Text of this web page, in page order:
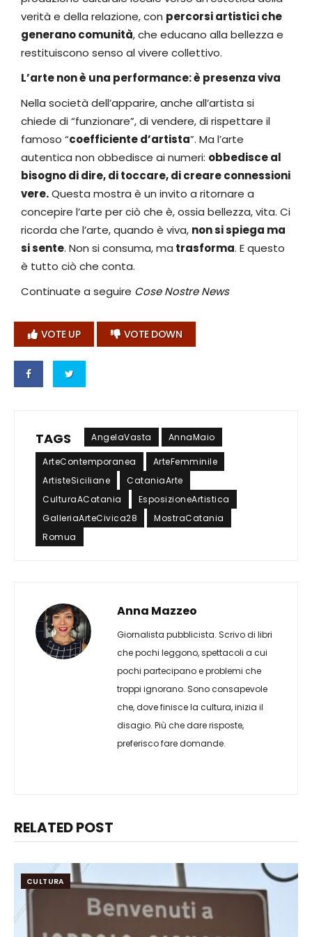
verità e della relazione, con percorsi artistici che
generano comunità, che educano alla bellezza e
restituiscono senso al vivere collettivo.
L’arte non è una performance: è presenza viva
Nella società dell’apparire, anche all’artista si
chiede di “funzionare”, di vendere, di rispettare il
famoso “coefficiente d’artista”. Ma l’arte
autentica non obbedisce ai numeri: obbedisce al
bisogno di dire, di toccare, di creare connessioni
vere.Questa mostra è un invito a ritornare a
concepire l’arte per ciò che è, ossia bellezza, vita. Ci
ricorda che l’arte, quando è viva, non si spiega ma
si sente. Non si consuma, ma trasforma. E questo
è tutto ciò che conta.
Continuate a seguire Cose Nostre News
VOTE UP VOTE DOWN
TAGS AngelaVasta AnnaMaio
ArteContemporanea
ArteFemminile
ArtisteSiciliane
CataniaArte
CulturaACatania
EsposizioneArtistica
GalleriaArteCivica28
MostraCatania
Romua
Anna Mazzeo
Giornalista pubblicista. Scrivo di libri
che pochi leggono, spettacoli a cui
pochi partecipano e problemi che
troppi ignorano. Sono consapevole
che, dove finisce la cultura, inizia il
disagio. Più che dare risposte,
preferisco fare domande.
RELATED POST
CULTURA